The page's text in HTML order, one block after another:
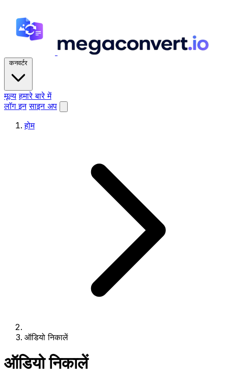
कनवर्टर
मूल्य हमारे बारे में
लॉग इन साइन अप
होम
ऑडियो निकालें
ऑडियो निकालें